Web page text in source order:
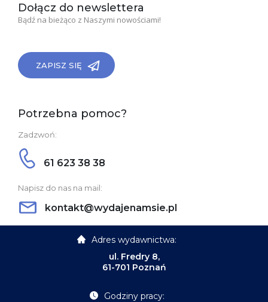
Dołącz do newslettera
Bądź na bieżąco z Naszymi nowościami!
ZAPISZ SIĘ
Potrzebna pomoc?
Zadzwoń:
61 623 38 38
Napisz do nas na mail:
kontakt@wydajenamsie.pl
Adres wydawnictwa:
ul. Fredry 8,
61-701 Poznań
Godziny pracy: